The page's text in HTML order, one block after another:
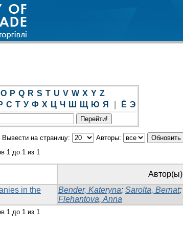
O P Q R S T U V W X Y Z
С Т У Ф Х Ц Ч Ш Щ Ю Я Ё Э
Вывести на страницу:
Авторы:
1 до 1 из 1
Автор(ы)
in the
Bender, Kateryna; Sarolta, Bernat;
Flehantova, Anna
1 до 1 из 1